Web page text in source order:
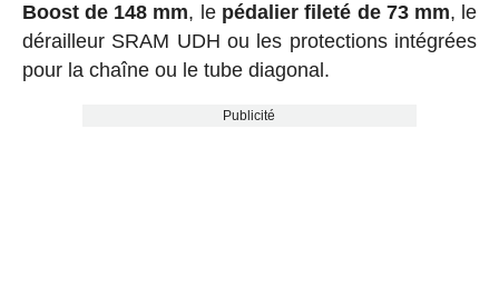
Boost de 148 mm, le pédalier fileté de 73 mm, le
dérailleur SRAM UDH ou les protections intégrées
pour la chaîne ou le tube diagonal.
Publicité